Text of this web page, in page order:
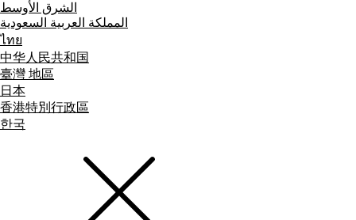
الشرق الأوسط
المملكة العربية السعودية
ไทย
中华人民共和国
臺灣 地區
日本
香港特別行政區
한국